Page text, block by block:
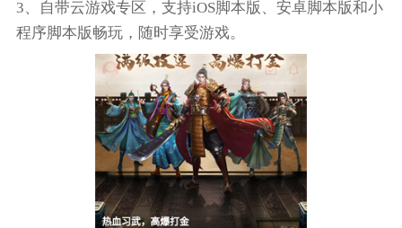
3、自带云游戏专区，支持iOS脚本版、安卓脚本版和小
程序脚本版畅玩，随时享受游戏。